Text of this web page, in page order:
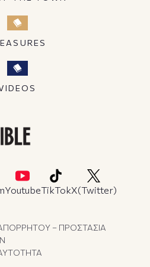
YoutubeTikTokX(Twitter)
– ΠΡΟΣΤΑΣΙΑ